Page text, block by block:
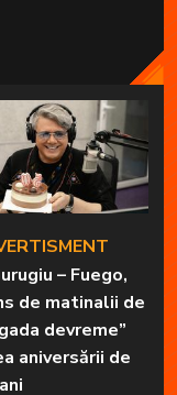
– Fuego,
de matinalii de
devreme”
aniversării de